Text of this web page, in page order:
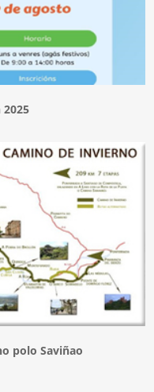
2025
polo Saviñao